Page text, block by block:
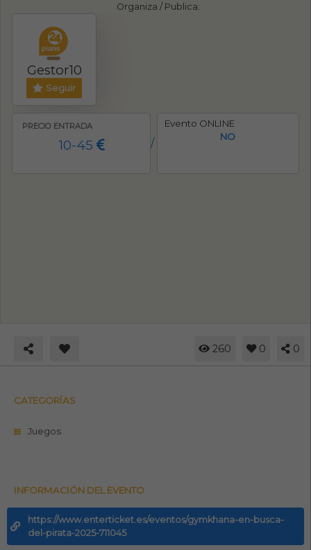
Organiza / Publica:
Gestor10
Seguir
PRECIO ENTRADA
10-45 /
Evento ONLINE
NO
260 0 0
CATEGORÍAS
Juegos
INFORMACIÓN DEL EVENTO
https://www.enterticket.es/eventos/gymkhana-en-busca-
del-pirata-2025-711045